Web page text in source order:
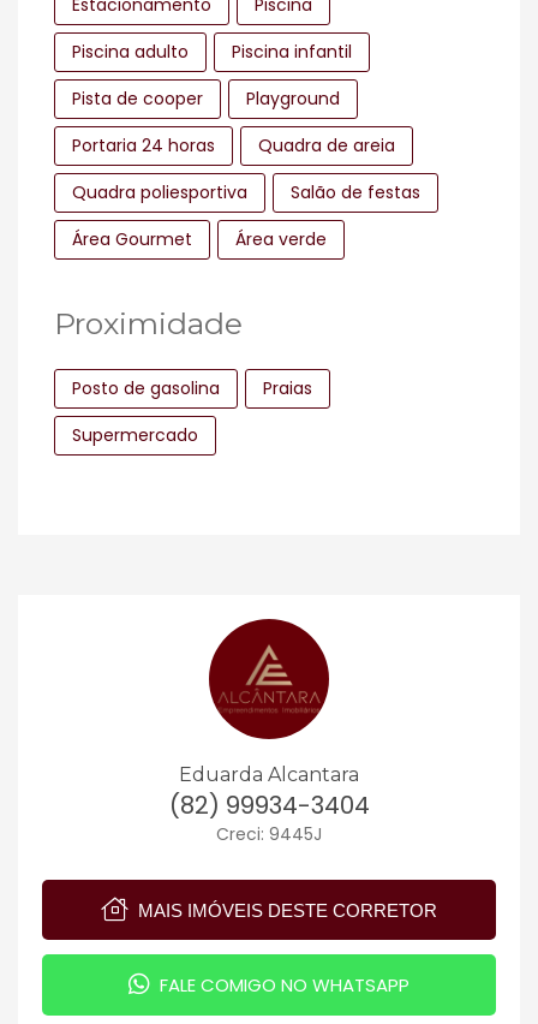
Piscina adulto
Piscina infantil
Pista de cooper
Playground
Portaria 24 horas
Quadra de areia
Quadra poliesportiva
Salão de festas
Área Gourmet
Área verde
Proximidade
Posto de gasolina
Praias
Supermercado
Eduarda Alcantara
(82) 99934-3404
Creci: 9445J
MAIS IMÓVEIS DESTE CORRETOR
FALE COMIGO NO WHATSAPP